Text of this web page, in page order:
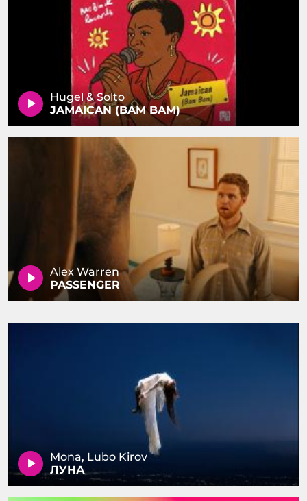
Hugel & Solto
JAMAICAN (BAM BAM)
Alex Warren
PASSENGER
Mona, Lubo Kirov
ЛУНА